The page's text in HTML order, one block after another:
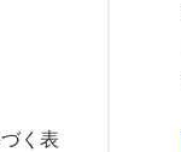
く表